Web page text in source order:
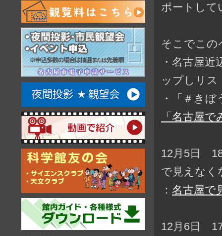
ポートして
そこでこの
・名古屋
ップしリ
・「＃き
「名古屋
12月5日
で見えなく
： 名古屋で
12月6日